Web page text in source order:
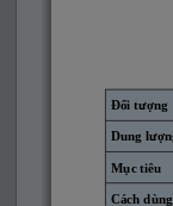
Đối tượng
Dung
Mục tiêu
Cách dùng